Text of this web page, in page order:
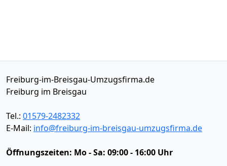
Freiburg-im-Breisgau-Umzugsfirma.de
Freiburg im Breisgau
Tel.: 01579-2482332
E-Mail: info@freiburg-im-breisgau-umzugsfirma.de
Öffnungszeiten: Mo - Sa: 09:00 - 16:00 Uhr